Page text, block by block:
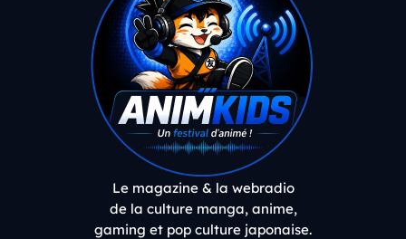
Le magazine & la webradio
de la culture manga, anime,
gaming et pop culture japonaise.